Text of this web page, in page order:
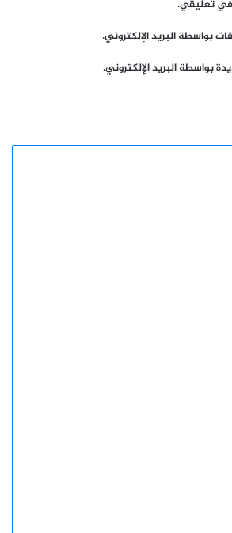
في تعليقي.
بواسطة البريد الإلكتروني.
بواسطة البريد الإلكتروني.